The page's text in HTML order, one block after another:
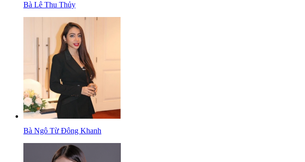
Bà Lê Thu Thủy
Bà Ngô Từ Đông Khanh